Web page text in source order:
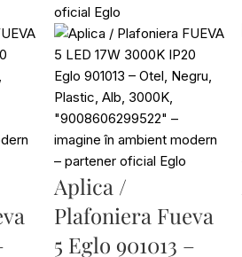
Aplica /
Plafoniera Fueva
5 Eglo 901013 –